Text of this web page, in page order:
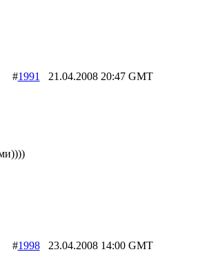
#1991 21.04.2008 20:47 GMT
#199823.04.2008 14:00 GMT